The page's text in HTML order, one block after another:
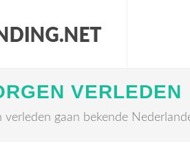
VERLEDEN
verleden gaan bekende